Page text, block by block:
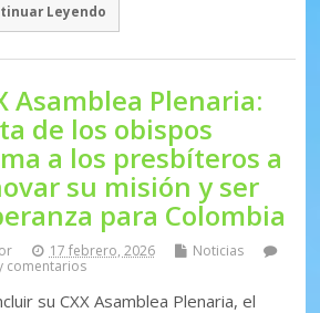
Leyendo
Asamblea Plenaria:
de los obispos
a los presbíteros a
su misión y ser
para Colombia
17 febrero, 2026
Noticias
comentarios
su CXX Asamblea Plenaria, el